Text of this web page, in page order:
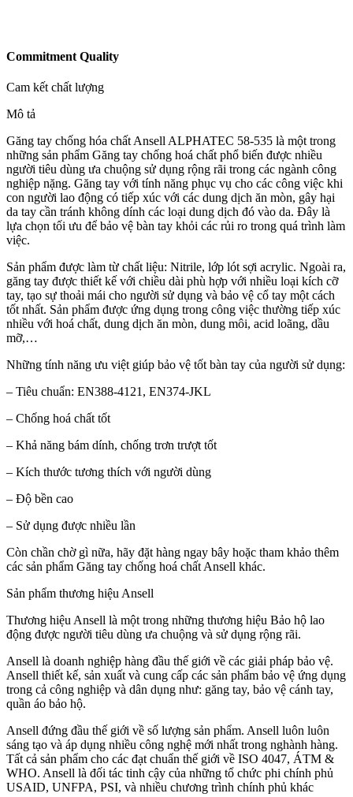
Commitment Quality
Cam kết chất lượng
Mô tả
Găng tay chống hóa chất Ansell ALPHATEC 58-535 là một trong
những sản phẩm Găng tay chống hoá chất phổ biến được nhiều
người tiêu dùng ưa chuộng sử dụng rộng rãi trong các ngành công
nghiệp nặng. Găng tay với tính năng phục vụ cho các công việc khi
con người lao động có tiếp xúc với các dung dịch ăn mòn, gây hại
da tay cần tránh không dính các loại dung dịch đó vào da. Đây là
lựa chọn tối ưu để bảo vệ bàn tay khỏi các rủi ro trong quá trình làm
việc.
Sản phẩm được làm từ chất liệu: Nitrile, lớp lót sợi acrylic. Ngoài ra,
găng tay được thiết kế với chiều dài phù hợp với nhiều loại kích cỡ
tay, tạo sự thoải mái cho người sử dụng và bảo vệ cổ tay một cách
tốt nhất. Sản phẩm được ứng dụng trong công việc thường tiếp xúc
nhiều với hoá chất, dung dịch ăn mòn, dung môi, acid loãng, dầu
mỡ,…
Những tính năng ưu việt giúp bảo vệ tốt bàn tay của người sử dụng:
– Tiêu chuẩn: EN388-4121, EN374-JKL
– Chống hoá chất tốt
– Khả năng bám dính, chống trơn trượt tốt
– Kích thước tương thích với người dùng
– Độ bền cao
– Sử dụng được nhiều lần
Còn chần chờ gì nữa, hãy đặt hàng ngay bây hoặc tham khảo thêm
các sản phẩm Găng tay chống hoá chất Ansell khác.
Sản phẩm thương hiệu Ansell
Thương hiệu Ansell là một trong những thương hiệu Bảo hộ lao
động được người tiêu dùng ưa chuộng và sử dụng rộng rãi.
Ansell là doanh nghiệp hàng đầu thế giới về các giải pháp bảo vệ.
Ansell thiết kế, sản xuất và cung cấp các sản phẩm bảo vệ ứng dụng
trong cả công nghiệp và dân dụng như: găng tay, bảo vệ cánh tay,
quần áo bảo hộ.
Ansell đứng đầu thế giới về số lượng sản phẩm. Ansell luôn luôn
sáng tạo và áp dụng nhiều công nghệ mới nhất trong nghành hàng.
Tất cả sản phẩm cho các đạt chuẩn thế giới về ISO 4047, ÁTM &
WHO. Ansell là đối tác tinh cậy của những tổ chức phi chính phủ
USAID, UNFPA, PSI, và nhiều chương trình chính phủ khác